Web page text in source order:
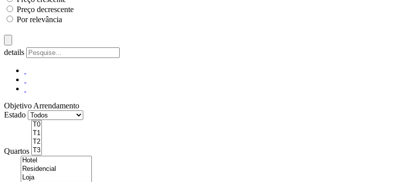
Preço decrescente
Por relevância
details
Objetivo Arrendamento
Estado
Quartos